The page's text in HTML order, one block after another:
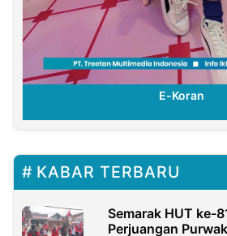
E-Koran
KABAR TERBARU
Semarak HUT ke-
Perjuangan